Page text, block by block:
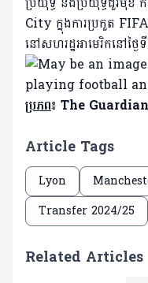
City ក្នុងការប្រកួត
នៅសហរដ្ឋអាមេរិកនៅថ្ង
ប្រភព៖ The Guardian
Article Tags
Lyon
Transfer 2024/25
Related Articles